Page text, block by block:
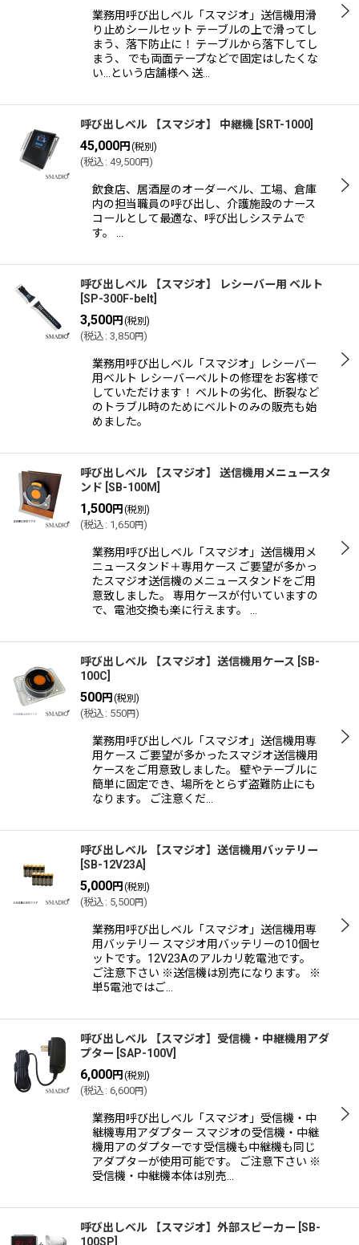
業務用呼び出しベル「スマジオ」送信機用滑
り止めシールセット テーブルの上で滑ってし
まう、落下防止に！ テーブルから落下してし
まう、 でも両面テープなどで固定はしたくな
い…という店舗様へ 送…
呼び出しベル 【スマジオ】 中継機 SRT-1000
45,000円 (税別)
(税込 : 49,500円)
飲食店、居酒屋のオーダーベル、工場、倉庫
内の担当職員の呼び出し、介護施設のナース
コールとして最適な、呼び出しシステムで
す。 …
呼び出しベル 【スマジオ】 レシーバー用 ベルト
SP-300F-belt
3,500円 (税別)
(税込 : 3,850円)
業務用呼び出しベル「スマジオ」レシーバー
用ベルト レシーバーベルトの修理をお客様で
していただけます！ ベルトの劣化、断裂など
のトラブル時のためにベルトのみの販売も始
めました。
呼び出しベル 【スマジオ】 送信機用メニュースタ
ンド SB-100M
1,500円 (税別)
(税込 : 1,650円)
業務用呼び出しベル「スマジオ」送信機用メ
ニュースタンド＋専用ケース ご要望が多かっ
たスマジオ送信機のメニュースタンドをご用
意致しました。 専用ケースが付いていますの
で、電池交換も楽に行えます。 …
呼び出しベル 【スマジオ】送信機用ケース SB-
100C
500円 (税別)
(税込 : 550円)
業務用呼び出しベル「スマジオ」送信機用専
用ケース ご要望が多かったスマジオ送信機用
ケースをご用意致しました。 壁やテーブルに
簡単に固定でき、場所をとらず盗難防止にも
なります。 ご注意くだ…
呼び出しベル 【スマジオ】送信機用バッテリー
SB-12V23A
5,000円 (税別)
(税込 : 5,500円)
業務用呼び出しベル「スマジオ」送信機用専
用バッテリー スマジオ用バッテリーの10個セ
ットです。12V23Aのアルカリ乾電池です。
ご注意下さい ※送信機は別売になります。 ※
単5電池ではご…
呼び出しベル 【スマジオ】受信機・中継機用アダ
プター SAP-100V
6,000円 (税別)
(税込 : 6,600円)
業務用呼び出しベル「スマジオ」受信機・中
継機専用アダプター スマジオの受信機・中継
機用アのダプターです受信機も中継機も同じ
アダプターが使用可能です。 ご注意下さい ※
受信機・中継機本体は別売…
呼び出しベル 【スマジオ】外部スピーカー SB-
100SP